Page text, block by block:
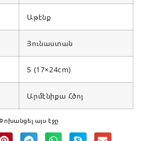
Աթէնք
Յունաստան
5 (17×24cm)
Արմէնիքա Հծոյ
այս էջը